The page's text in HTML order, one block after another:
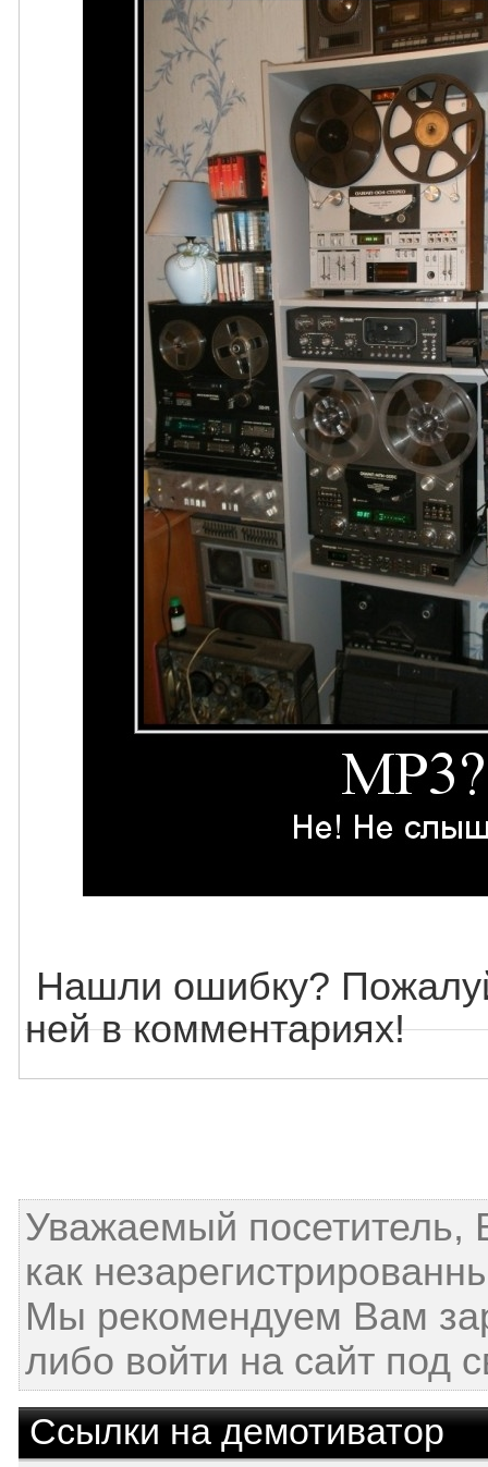
Нашли ошибку?
ней в комментариях!
Уважаемый посетитель,
как
Мы рекомендуем Вам
либо войти на сайт под
Ссылки на демотиватор